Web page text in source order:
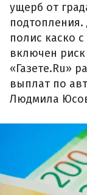
ущерб от
полис каско
включен
«Газете.Ru»
выплат по
Людмила